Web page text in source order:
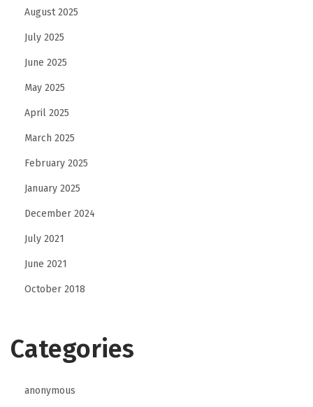
August 2025
July 2025
June 2025
May 2025
April 2025
March 2025
February 2025
January 2025
December 2024
July 2021
June 2021
October 2018
Categories
anonymous